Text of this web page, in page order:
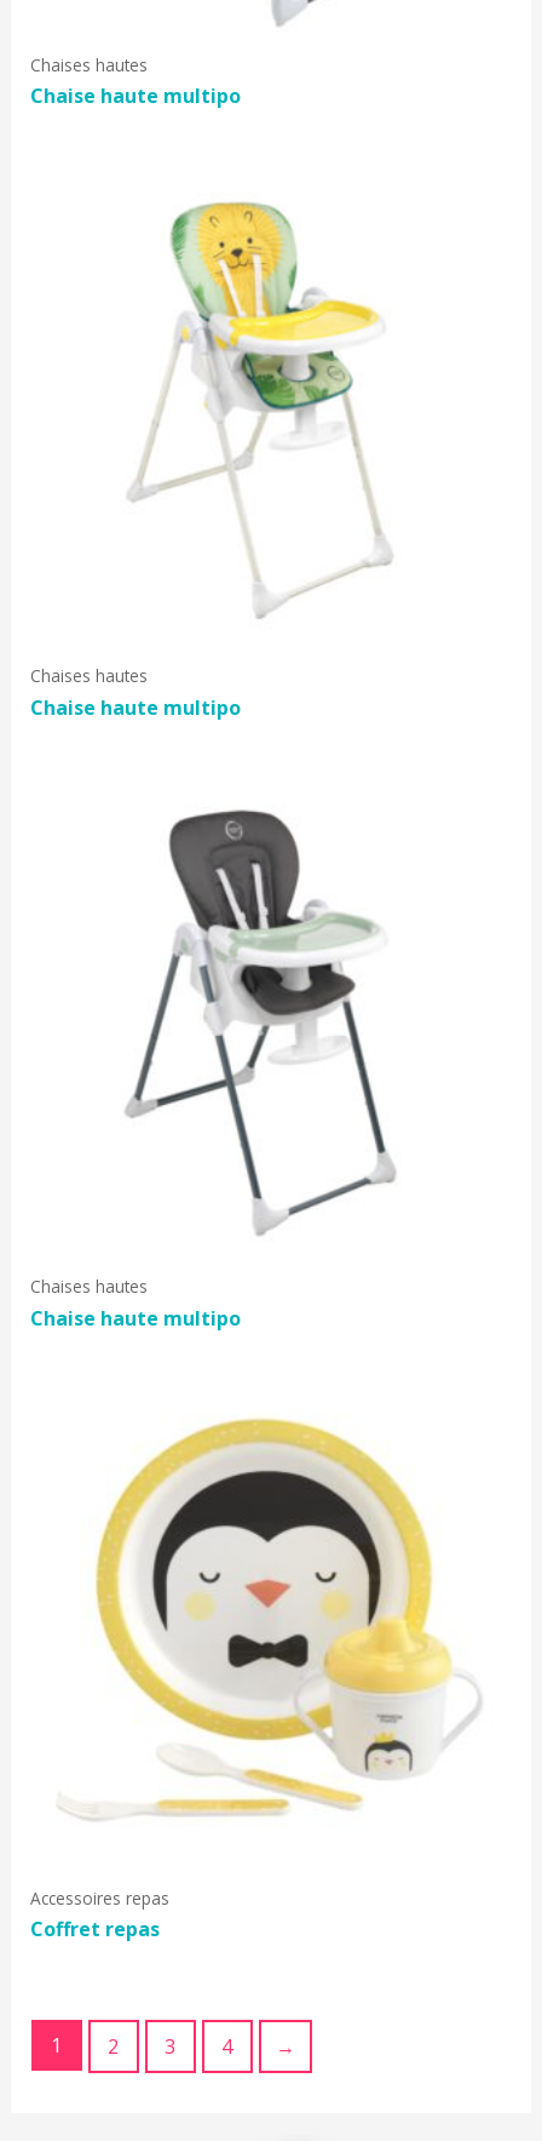
Chaises hautes
Chaise haute multipo
Chaises hautes
Chaise haute multipo
Chaises hautes
Chaise haute multipo
Accessoires repas
Coffret repas
1 2 3 4 →